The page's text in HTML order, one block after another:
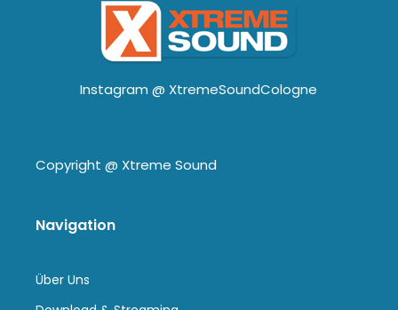
Instagram @ XtremeSoundCologne
Copyright @ Xtreme Sound
Navigation
Über Uns